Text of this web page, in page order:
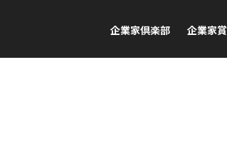
企業家倶楽部 企業家賞